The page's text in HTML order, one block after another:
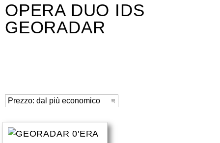
OPERA DUO IDS
GEORADAR